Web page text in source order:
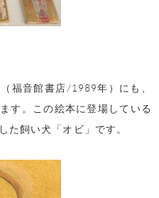
福音館書店/1989年）にも、
す。この絵本に登場している
飼い犬「オビ」です。